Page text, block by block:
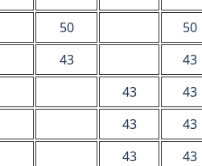
50 50
43 43
43 43
43 43
43 43